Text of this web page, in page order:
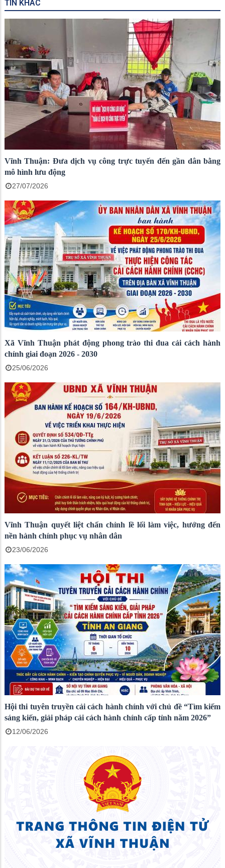
TIN KHÁC
Vĩnh Thuận: Đưa dịch vụ công trực tuyến đến gần dân bằng
mô hình lưu động
27/07/2026
Xã Vĩnh Thuận phát động phong trào thi đua cải cách hành
chính giai đoạn 2026 - 2030
25/06/2026
Vĩnh Thuận quyết liệt chấn chỉnh lề lối làm việc, hướng đến
nền hành chính phục vụ nhân dân
23/06/2026
Hội thi tuyên truyền cải cách hành chính với chủ đề “Tìm kiếm
sáng kiến, giải pháp cải cách hành chính cấp tỉnh năm 2026”
12/06/2026